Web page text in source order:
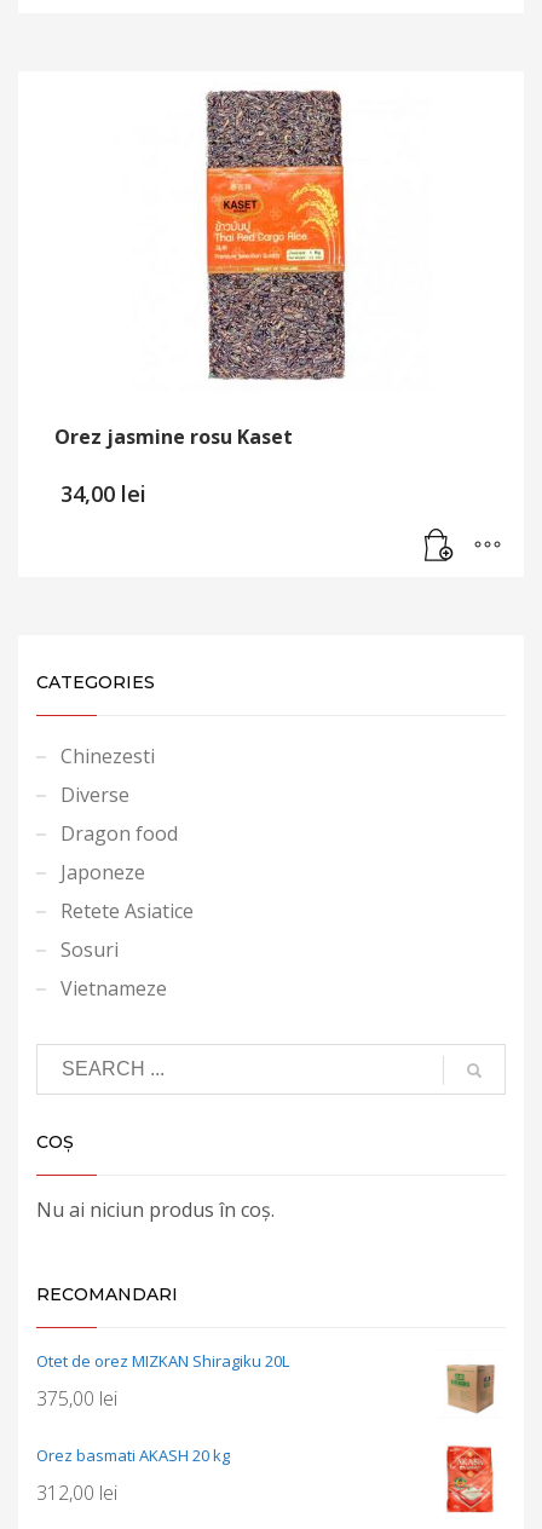
Orez jasmine rosu Kaset
34,00 lei
CATEGORIES
Chinezesti
Diverse
Dragon food
Japoneze
Retete Asiatice
Sosuri
Vietnameze
COȘ
Nu ai niciun produs în coș.
RECOMANDARI
Otet de orez MIZKAN Shiragiku 20L
375,00 lei
Orez basmati AKASH 20 kg
312,00 lei